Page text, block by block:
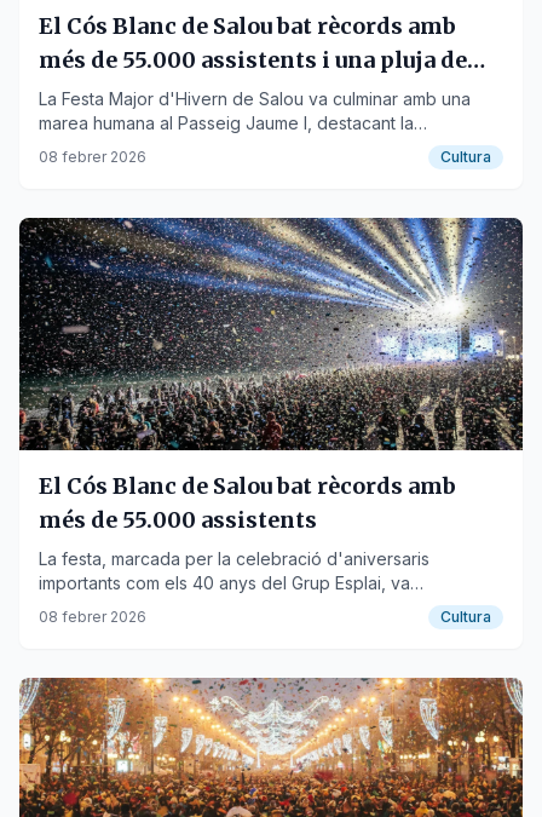
El Cós Blanc de Salou bat rècords amb
més de 55.000 assistents i una pluja de
confeti espectacular
La Festa Major d'Hivern de Salou va culminar amb una
marea humana al Passeig Jaume I, destacant la
participació de 28 carretel·les i l'estrena de noves veus.
08 febrer 2026 Cultura
El Cós Blanc de Salou bat rècords amb
més de 55.000 assistents
La festa, marcada per la celebració d'aniversaris
importants com els 40 anys del Grup Esplai, va
transformar el frontal marítim.
08 febrer 2026 Cultura